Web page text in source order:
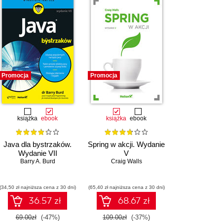
Promocja
książka ebook
Java dla bystrzaków.
Wydanie VII
Barry A. Burd
zł najniższa cena z 30 dni)
36.57 zł
69.00zł (-47%)
Promocja
książka ebook
Spring w akcji. Wydanie
V
Craig Walls
(65,40 zł najniższa cena z 30 dni)
68.67 zł
109.00zł (-37%)